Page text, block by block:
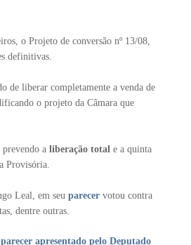
o Projeto de conversão nº 13/08,
definitivas.
de liberar completamente a venda de
o projeto da Câmara que
prevendo a liberação total e a quinta
Provisória.
Leal, em seu parecer votou contra
dentre outras.
parecer apresentado pelo Deputado